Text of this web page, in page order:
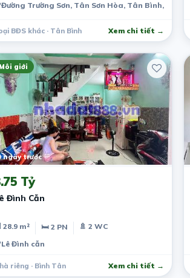
Đường Trường Sơn, Tân Sơn Hòa, Tân Bình, TPHCM
BĐS khác · Tân Bình Xem chi tiết →
Môi giới
ngày trước
Tỷ
Đình Cẫn
28.9 m² 🛏 2 PN
🚿 2 WC
Lê Đình cẫn
riêng · Bình Tân Xem chi tiết →